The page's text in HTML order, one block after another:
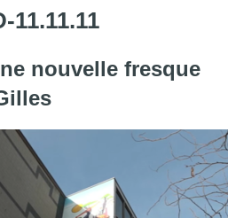
11.11.11
nouvelle fresque